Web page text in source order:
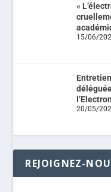
«
15/06/
20/05/
REJOIGNEZ-